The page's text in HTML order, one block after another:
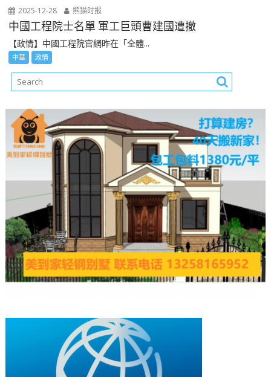
2025-12-28 熊猫时报
中國工程院士名單 軍工巨頭曹建國遭撤
【政情】中國工程院官網昨在「全體...
中華 政情